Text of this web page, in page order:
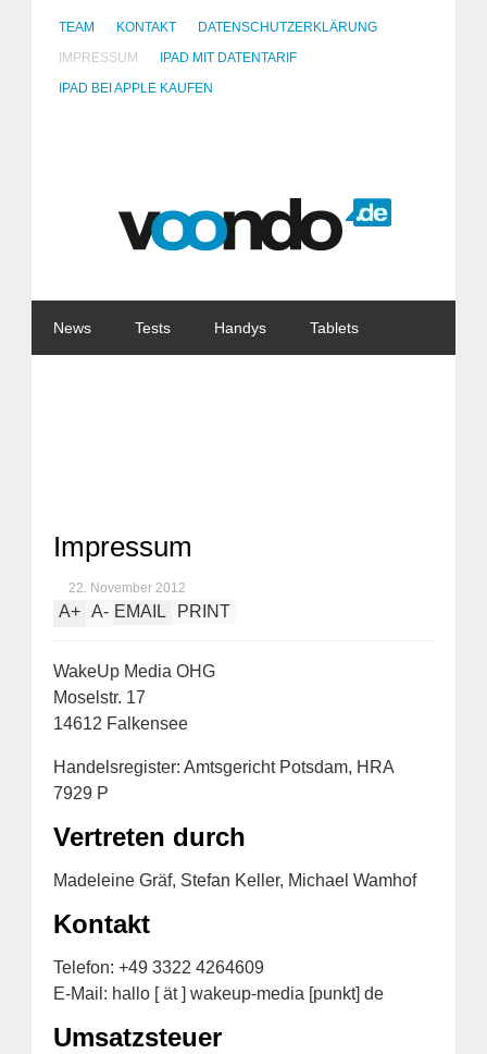
TEAM KONTAKT
DATENSCHUTZERKLÄRUNG
IMPRESSUM
IPAD MIT DATENTARIF
IPAD BEI APPLE KAUFEN
News Tests Handys Tablets
Impressum
22. November 2012
A+ A- EMAIL PRINT
WakeUp Media OHG
Moselstr. 17
14612 Falkensee
Handelsregister: Amtsgericht Potsdam, HRA
7929 P
Vertreten durch
Madeleine Gräf, Stefan Keller, Michael Wamhof
Kontakt
Telefon: +49 3322 4264609
E-Mail: hallo [ ät ] wakeup-media [punkt] de
Umsatzsteuer